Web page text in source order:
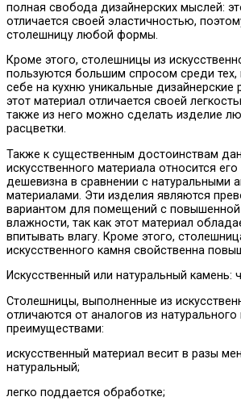
полная свобода дизайнерских мыслей:
отличается своей эластичностью,
столешницу любой формы.
Кроме этого, столешницы из
пользуются большим спросом среди тех,
себе на кухню уникальные дизайнерские
этот материал отличается своей
также из него можно сделать изделие
расцветки.
Также к существенным достоинствам
искусственного материала относится
дешевизна в сравнении с натуральными
материалами. Эти изделия являются
вариантом для помещений с
влажности, так как этот материал
впитывать влагу. Кроме этого,
искусственного камня свойственна
Искусственный или натуральный камень:
Столешницы, выполненные из
отличаются от аналогов из
преимуществами:
искусственный материал весит в разы
натуральный;
легко поддается обработке;